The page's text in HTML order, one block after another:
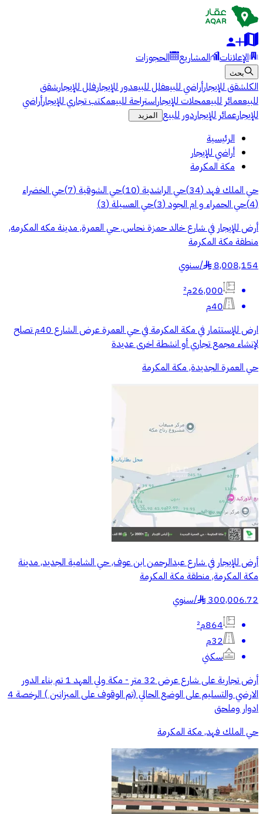
الإعلانات المشاريع الحجوزات
بحث
الكلشقق للإيجارأراضي للبيعفلل للبيعدور للإيجارفلل للإيجارشقق
للبيععمائر للبيعمحلات للإيجاراستراحة للبيعمكتب تجاري للإيجارأراضي
للإيجارعمائر للإيجاردور للبيع المزيد
الرئيسية
أراضي للإيجار
مكة المكرمة
حي الملك فهد(
34
)حي الراشدية(
10
)حي الشوقية(
7
)حي الخضراء
(
4
)حي الحمراء و ام الجود(
3
)حي العسيلة(
3
)
أرض للإيجار في شارع خالد حمزة نحاس, حي العمرة, مدينة مكه المكرمه,
منطقة مكة المكرمة
8,008,154
§
/سنوي
26,000م²
40م
ارض للإستثمار في مكة المكرمة في حي العمرة عرض الشارع 40م تصلح
لإنشاء مجمع تجاري أو انشطة اخرى عديدة
حي العمرة الجديدة, مكة المكرمة
أرض للإيجار في شارع عبدالرحمن ابن عوف, حي الشامية الجديد, مدينة
مكة المكرمة, منطقة مكة المكرمة
300,006.72
§
/سنوي
864م²
32م
سكني
أرض تجارية على شارع عرض 32 متر - مكة ولي العهد 1 تم بناء الدور
الارضي والتسليم على الوضع الحالي (تم الوقوف على الميزانين ) الرخصة 4
ادوار وملحق
حي الملك فهد, مكة المكرمة